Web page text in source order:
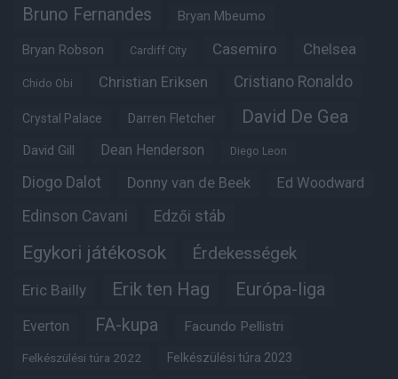
Bruno Fernandes Bryan Mbeumo
Bryan Robson Cardiff City Casemiro Chelsea
Chido Obi Christian Eriksen Cristiano Ronaldo
Crystal Palace Darren Fletcher David De Gea
David Gill Dean Henderson Diego Leon
Diogo Dalot Donny van de Beek Ed Woodward
Edinson Cavani Edzői stáb
Egykori játékosok Érdekességek
Eric Bailly Erik ten Hag Európa-liga
Everton FA-kupa Facundo Pellistri
Felkészülési túra 2022 Felkészülési túra 2023